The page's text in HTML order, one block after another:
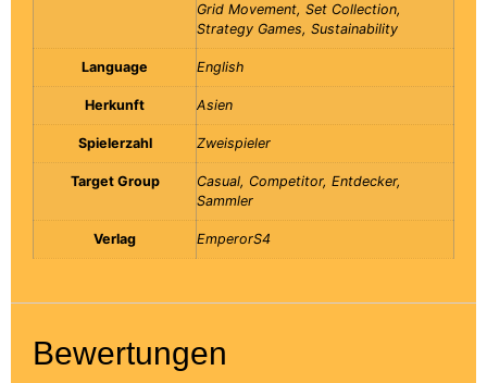
Grid Movement, Set Collection,
Strategy Games, Sustainability
Language English
Herkunft Asien
Spielerzahl Zweispieler
Target Group
Casual, Competitor, Entdecker,
Sammler
Verlag EmperorS4
Bewertungen